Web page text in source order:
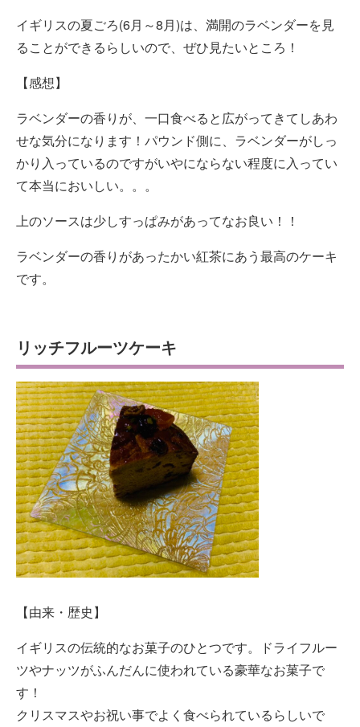
イギリスの夏ごろ(6月～8月)は、満開のラベンダーを見
ることができるらしいので、ぜひ見たいところ！
【感想】
ラベンダーの香りが、一口食べると広がってきてしあわ
せな気分になります！パウンド側に、ラベンダーがしっ
かり入っているのですがいやにならない程度に入ってい
て本当においしい。。。
上のソースは少しすっぱみがあってなお良い！！
ラベンダーの香りがあったかい紅茶にあう最高のケーキ
です。
リッチフルーツケーキ
【由来・歴史】
イギリスの伝統的なお菓子のひとつです。ドライフルー
ツやナッツがふんだんに使われている豪華なお菓子で
す！
クリスマスやお祝い事でよく食べられているらしいで